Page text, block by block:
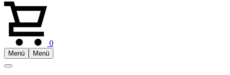
0
Menü Menü